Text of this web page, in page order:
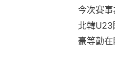
今次賽
北韓U23
豪等勭在